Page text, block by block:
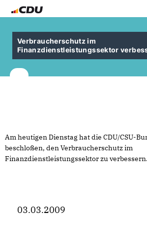
Verbraucherschutz im
Finanzdienstleistungssektor
Am heutigen Dienstag hat die CDU/CSU-
beschloßen, den Verbraucherschutz im
Finanzdienstleistungssektor zu verbessern.
03.03.2009